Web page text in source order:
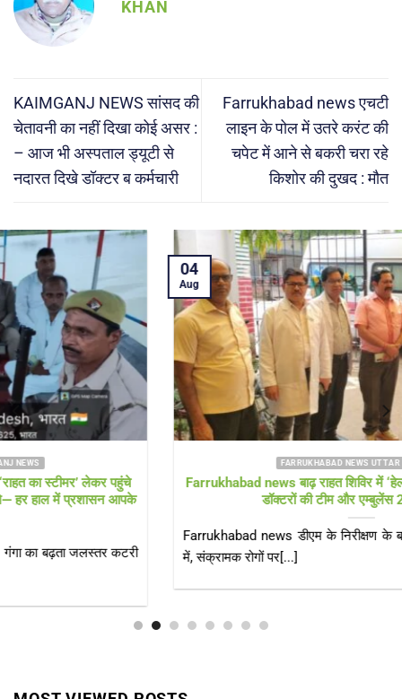
KHAN
KAIMGANJ NEWS सांसद की
चेतावनी का नहीं दिखा कोई असर :
– आज भी अस्पताल ड्यूटी से
नदारत दिखे डॉक्टर ब कर्मचारी
Farrukhabad news एचटी
लाइन के पोल में उतरे करंट की
चपेट में आने से बकरी चरा रहे
किशोर की दुखद : मौत
Farrukhabad news बाढ़ राहत शिविर में ‘हेल्थ अलर्ट’! सीएमओ खुद पहुंचे,
डॉक्टरों की टीम और एम्बुलेंस 24 घंटे तैनात
Farrukhabad news डीएम के निरीक्षण के बाद स्वास्थ्य विभाग एक्शन मोड
में, संक्रामक रोगों पर[...]
04
Aug